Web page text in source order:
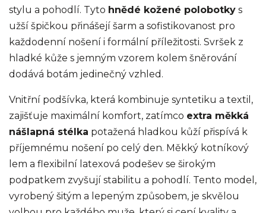
stylu a pohodlí. Tyto hnědé kožené polobotky s
užší špičkou přinášejí šarm a sofistikovanost pro
každodenní nošení i formální příležitosti. Svršek z
hladké kůže s jemným vzorem kolem šněrování
dodává botám jedinečný vzhled.
Vnitřní podšívka, která kombinuje syntetiku a textil,
zajišťuje maximální komfort, zatímco extra měkká
nášlapná stélka potažená hladkou kůží přispívá k
příjemnému nošení po celý den. Měkký kotníkový
lem a flexibilní latexová podešev se širokým
podpatkem zvyšují stabilitu a pohodlí. Tento model,
vyrobený šitým a lepeným způsobem, je skvělou